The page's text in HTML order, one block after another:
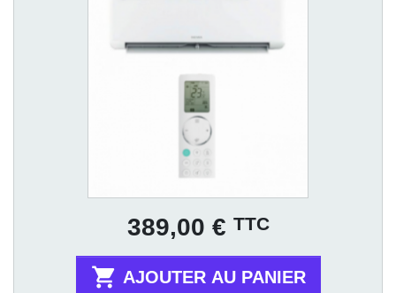
389,00 € TTC
 AJOUTER AU PANIER